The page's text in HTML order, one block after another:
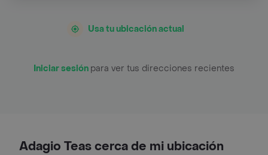
Usa tu ubicación actual
Iniciar sesión para ver tus direcciones recientes
Adagio Teas cerca de mi ubicación